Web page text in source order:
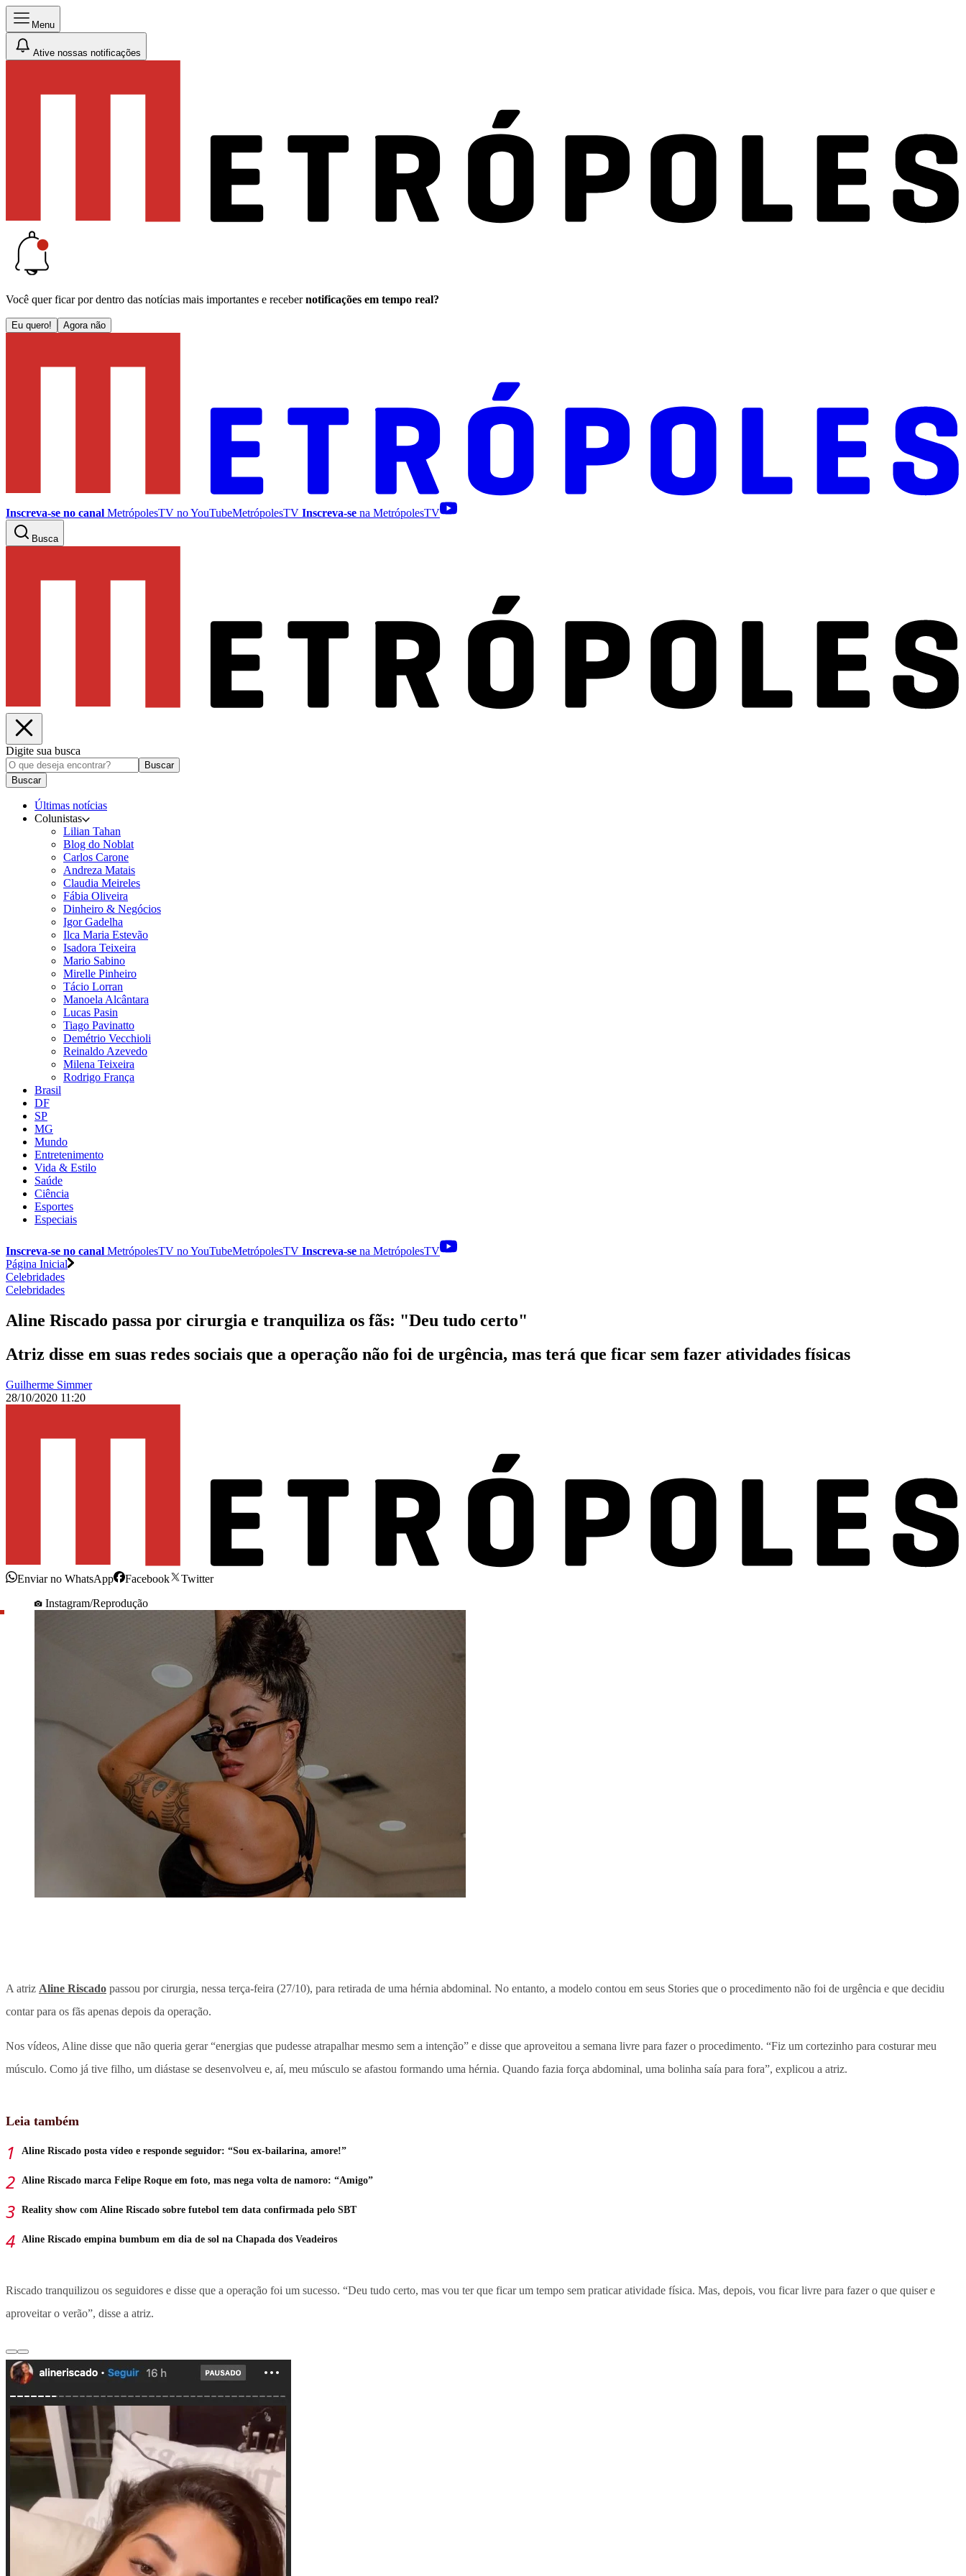
Menu
Ative nossas notificações
Você quer ficar por dentro das notícias mais importantes e receber notificações em tempo real?
Eu quero! Agora não
Inscreva-se no canal MetrópolesTV noYouTubeMetrópolesTV Inscreva-se na MetrópolesTV
Busca
Digite sua busca
Buscar
Buscar
Últimas notícias
Colunistas
Lilian Tahan
Blog do Noblat
Carlos Carone
Andreza Matais
Claudia Meireles
Fábia Oliveira
Dinheiro & Negócios
Igor Gadelha
Ilca Maria Estevão
Isadora Teixeira
Mario Sabino
Mirelle Pinheiro
Tácio Lorran
Manoela Alcântara
Lucas Pasin
Tiago Pavinatto
Demétrio Vecchioli
Reinaldo Azevedo
Milena Teixeira
Rodrigo França
Brasil
DF
SP
MG
Mundo
Entretenimento
Vida & Estilo
Saúde
Ciência
Esportes
Especiais
Inscreva-se no canal MetrópolesTV noYouTubeMetrópolesTV Inscreva-se na MetrópolesTV
Página Inicial
Celebridades
Celebridades
Aline Riscado passa por cirurgia e tranquiliza os fãs: "Deu tudo certo"
Atriz disse em suas redes sociais que a operação não foi de urgência, mas terá que ficar sem fazer atividades físicas
Guilherme Simmer
28/10/2020 11:20
Enviar no WhatsApp Facebook
Twitter
Instagram/Reprodução
A atriz Aline Riscado passou por cirurgia, nessa terça-feira (27/10), para retirada de uma hérnia abdominal. No entanto, a modelo contou em seus Stories que o procedimento não foi de urgência e que decidiu
contar para os fãs apenas depois da operação.
Nos vídeos, Aline disse que não queria gerar “energias que pudesse atrapalhar mesmo sem a intenção” e disse que aproveitou a semana livre para fazer o procedimento. “Fiz um cortezinho para costurar meu
músculo. Como já tive filho, um diástase se desenvolveu e, aí, meu músculo se afastou formando uma hérnia. Quando fazia força abdominal, uma bolinha saía para fora”, explicou a atriz.
Leia também
Aline Riscado posta vídeo e responde seguidor: “Sou ex-bailarina, amore!”
Aline Riscado marca Felipe Roque em foto, mas nega volta de namoro: “Amigo”
Reality show com Aline Riscado sobre futebol tem data confirmada pelo SBT
Aline Riscado empina bumbum em dia de sol na Chapada dos Veadeiros
Riscado tranquilizou os seguidores e disse que a operação foi um sucesso. “Deu tudo certo, mas vou ter que ficar um tempo sem praticar atividade física. Mas, depois, vou ficar livre para fazer o que quiser e
aproveitar o verão”, disse a atriz.